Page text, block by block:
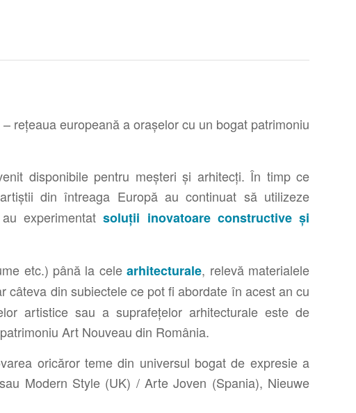
– rețeaua europeană a orașelor cu un bogat patrimoniu
disponibile pentru meșteri și arhitecți. În timp ce
din întreaga Europă au continuat să utilizeze
experimentatsoluții inovatoare constructive și
etc.) până la celearhitecturale, relevă materialele
câteva din subiectele ce pot fi abordate în acest an cu
artistice sau a suprafețelor arhitecturale este de
Art Nouveau din România.
oricăror teme din universul bogat de expresie a
Modern Style (UK) / Arte Joven (Spania), Nieuwe